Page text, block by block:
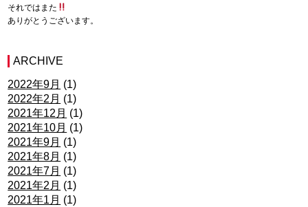
それではまた
ありがとうございます。
ARCHIVE
2022年9月 (1)
2022年2月 (1)
2021年12月 (1)
2021年10月 (1)
2021年9月 (1)
2021年8月 (1)
2021年7月 (1)
2021年2月 (1)
2021年1月 (1)